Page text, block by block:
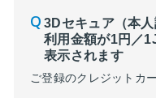
3Dセキュア（本
利用金額が1円／
表示されます